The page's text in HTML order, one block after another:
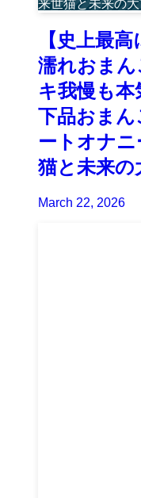
来世猫と未来の
【史上最
濡れおま
キ我慢も
下品おま
ートオナ
猫と未来の
March 22, 2026